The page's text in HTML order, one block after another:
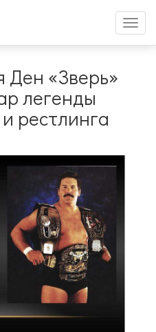
меню
«Зверь»
легенды
рестлинга